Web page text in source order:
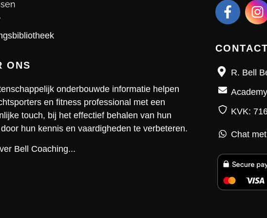
ONS
onderbouwde informatie helpen
en fitness professional met een
touch, bij het effectief behalen van hun
hun kennis en vaardigheden te verbeteren.
Bell Coaching...
CONTACT
R. Bell
KVK:
Chat